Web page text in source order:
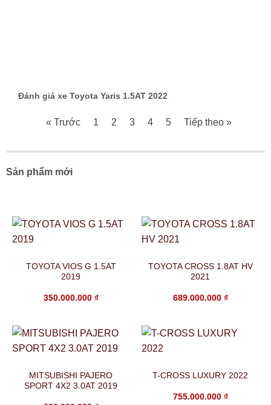
Đánh giá xe Toyota Yaris 1.5AT 2022
« Trước 1 2 3 4 5 Tiếp theo »
Sản phẩm mới
TOYOTA VIOS G 1.5AT
2019
350.000.000 ₫
TOYOTA CROSS 1.8AT HV
2021
689.000.000 ₫
MITSUBISHI PAJERO
SPORT 4X2 3.0AT 2019
T-CROSS LUXURY 2022
755.000.000 ₫